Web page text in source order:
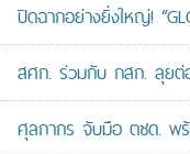
ปิดฉากอย่างยิ่งใหญ่!
สศก. ร่วมกับ กสก. ลุยต่
ศุลกากร จับมือ ตชด. พร้